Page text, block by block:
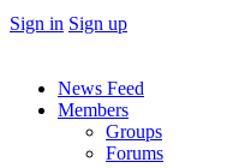
Sign in Sign up
News Feed
Members
Groups
Forums